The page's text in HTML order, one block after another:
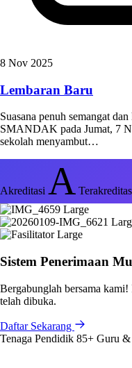
8 Nov 2025
Lembaran Baru
Suasana penuh semangat
SMANDAK pada Jumat, 7
sekolah menyambut…
Akreditasi A
Sistem Penerimaan
Bergabunglah bersama
telah dibuka.
Daftar Sekarang
Tenaga Pendidik 85+ Guru &